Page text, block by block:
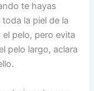
te hayas
la piel de la
pelo, pero evita
pelo largo, aclara